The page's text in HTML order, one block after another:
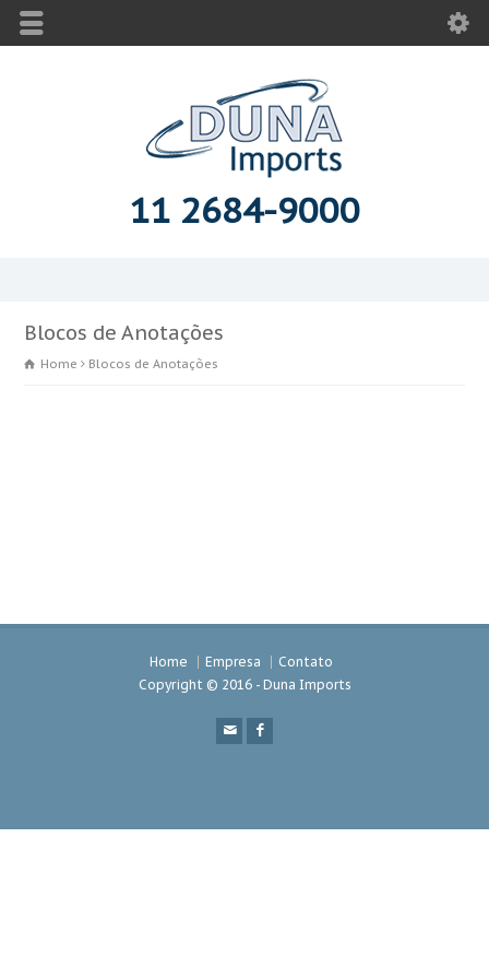
11 2684-9000
Blocos de Anotações
Home Blocos de Anotações
Home Empresa
Contato
Copyright © 2016 - Duna Imports